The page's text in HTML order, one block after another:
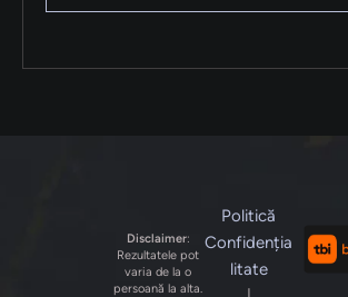
Disclaimer:
Rezultatele pot
varia de la o
persoană la alta.
Politică
Confidenția
litate